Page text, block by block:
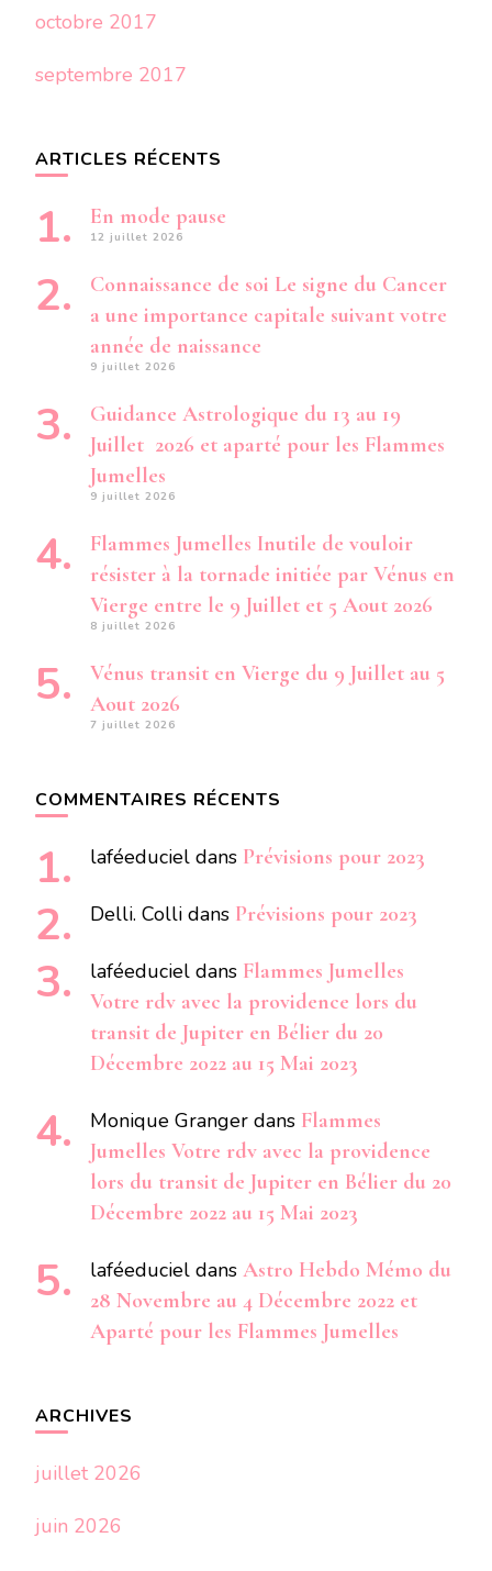
octobre 2017
septembre 2017
ARTICLES RÉCENTS
En mode pause
12 juillet 2026
Connaissance de soi Le signe du Cancer
a une importance capitale suivant votre
année de naissance
9 juillet 2026
Guidance Astrologique du 13 au 19
Juillet 2026 et aparté pour les Flammes
Jumelles
9 juillet 2026
Flammes Jumelles Inutile de vouloir
résister à la tornade initiée par Vénus en
Vierge entre le 9 Juillet et 5 Aout 2026
8 juillet 2026
Vénus transit en Vierge du 9 Juillet au 5
Aout 2026
7 juillet 2026
COMMENTAIRES RÉCENTS
laféeduciel dans Prévisions pour 2023
Delli. Colli dans Prévisions pour 2023
laféeduciel dans Flammes Jumelles
Votre rdv avec la providence lors du
transit de Jupiter en Bélier du 20
Décembre 2022 au 15 Mai 2023
Monique Granger dans Flammes
Jumelles Votre rdv avec la providence
lors du transit de Jupiter en Bélier du 20
Décembre 2022 au 15 Mai 2023
laféeduciel dans Astro Hebdo Mémo du
28 Novembre au 4 Décembre 2022 et
Aparté pour les Flammes Jumelles
ARCHIVES
juillet 2026
juin 2026